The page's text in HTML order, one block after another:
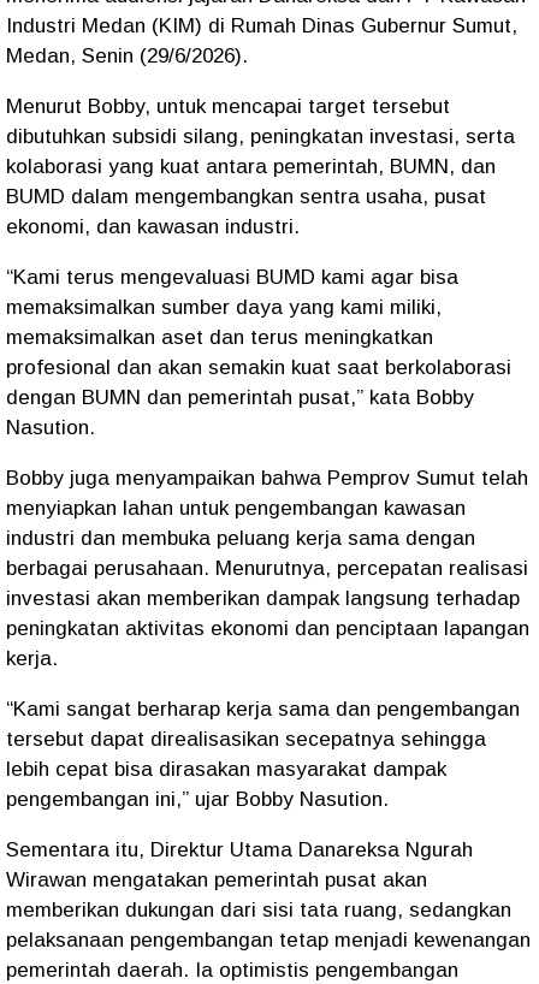
Industri Medan (KIM) di Rumah Dinas Gubernur Sumut,
Medan, Senin (29/6/2026).
Menurut Bobby, untuk mencapai target tersebut
dibutuhkan subsidi silang, peningkatan investasi, serta
kolaborasi yang kuat antara pemerintah, BUMN, dan
BUMD dalam mengembangkan sentra usaha, pusat
ekonomi, dan kawasan industri.
“Kami terus mengevaluasi BUMD kami agar bisa
memaksimalkan sumber daya yang kami miliki,
memaksimalkan aset dan terus meningkatkan
profesional dan akan semakin kuat saat berkolaborasi
dengan BUMN dan pemerintah pusat,” kata Bobby
Nasution.
Bobby juga menyampaikan bahwa Pemprov Sumut telah
menyiapkan lahan untuk pengembangan kawasan
industri dan membuka peluang kerja sama dengan
berbagai perusahaan. Menurutnya, percepatan realisasi
investasi akan memberikan dampak langsung terhadap
peningkatan aktivitas ekonomi dan penciptaan lapangan
kerja.
“Kami sangat berharap kerja sama dan pengembangan
tersebut dapat direalisasikan secepatnya sehingga
lebih cepat bisa dirasakan masyarakat dampak
pengembangan ini,” ujar Bobby Nasution.
Sementara itu, Direktur Utama Danareksa Ngurah
Wirawan mengatakan pemerintah pusat akan
memberikan dukungan dari sisi tata ruang, sedangkan
pelaksanaan pengembangan tetap menjadi kewenangan
pemerintah daerah. Ia optimistis pengembangan